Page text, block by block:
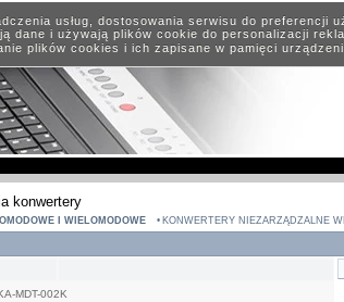
usług, dostosowania serwisu do preferencji
dane i używają plików cookie do personalizacji
plików cookies i ich zapisane w pamięci
konwertery
I WIELOMODOWE KONWERTERY NIEZARZĄDZALNE
MDT-002K